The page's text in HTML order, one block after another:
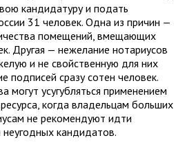
кандидатуру и подать
31 человек. Одна из причин —
помещений, вмещающих
Другая — нежелание нотариусов
и не свойственную для них
подписей сразу сотен человек.
могут усугубляться применением
когда владельцам больших
не рекомендуют идти
кандидатов.